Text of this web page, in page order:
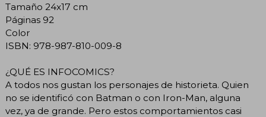
Tamaño 24x17 cm
Páginas 92
Color
ISBN: 978-987-810-009-8
¿QUÉ ES INFOCOMICS?
A todos nos gustan los personajes de historieta. Quien
no se identificó con Batman o con Iron-Man, alguna
vez, ya de grande. Pero estos comportamientos casi